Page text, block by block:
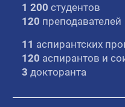
1 200 студентов
120 преподавателей
11 аспирантских
120 аспирантов и
3 докторанта